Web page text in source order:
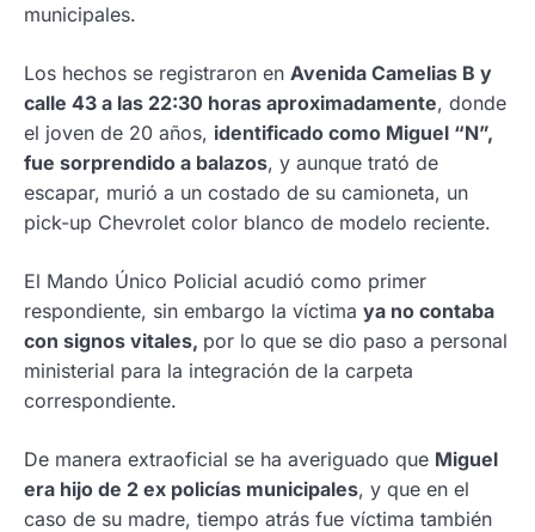
municipales.
Los hechos se registraron en Avenida Camelias B y
calle 43 a las 22:30 horas aproximadamente, donde
el joven de 20 años, identificado como Miguel “N”,
fue sorprendido a balazos, y aunque trató de
escapar, murió a un costado de su camioneta, un
pick-up Chevrolet color blanco de modelo reciente.
El Mando Único Policial acudió como primer
respondiente, sin embargo la víctima ya no contaba
con signos vitales, por lo que se dio paso a personal
ministerial para la integración de la carpeta
correspondiente.
De manera extraoficial se ha averiguado que Miguel
era hijo de 2 ex policías municipales, y que en el
caso de su madre, tiempo atrás fue víctima también